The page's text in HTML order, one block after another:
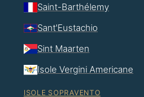
Saint-Barthélemy
Sant'Eustachio
Sint Maarten
Isole Vergini Americane
ISOLE SOPRAVENTO